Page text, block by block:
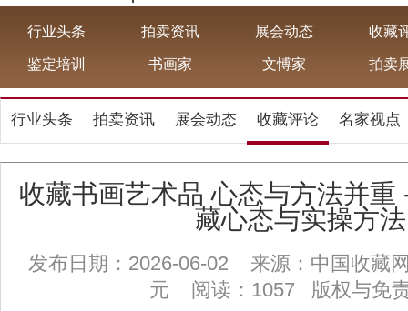
行业头条 拍卖资讯 展会动态 收藏
鉴定培训 书画家 文愽家 拍卖
行业头条 拍卖资讯 展会动态 收藏评论 名家视点
收藏书画艺术品 心态与方法并重
藏心态与实操方法
发布日期：2026-06-02 来源：中国收藏
元 阅读：1057 版权与免